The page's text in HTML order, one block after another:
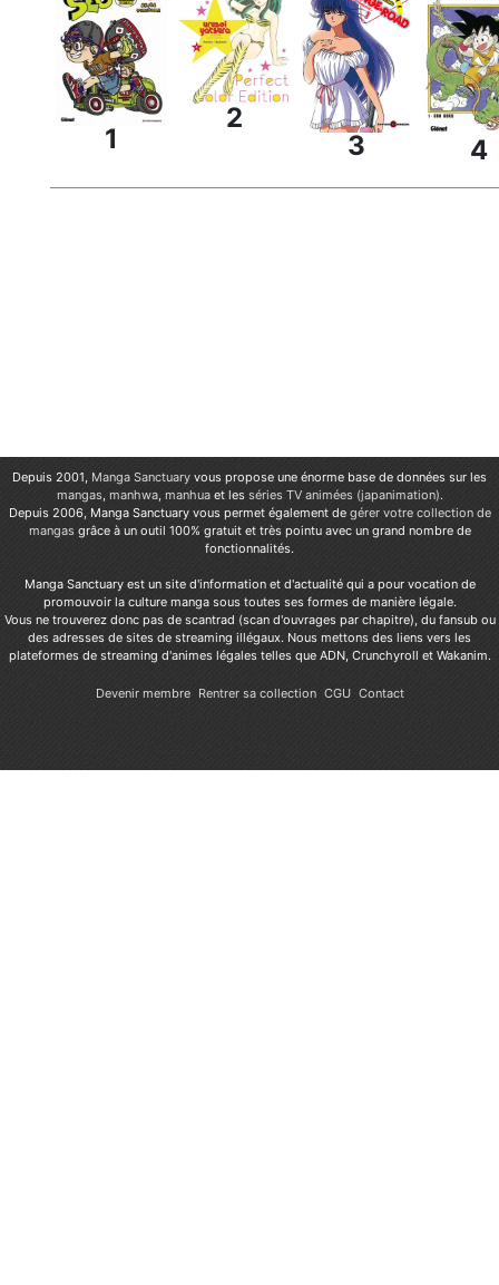
1
2
3 4
Depuis 2001, Manga Sanctuary vous propose une énorme base de données sur les
mangas, manhwa, manhuaet les séries TV animées (japanimation).
Depuis 2006, Manga Sanctuary vous permet également de gérer votre collection de
mangas grâce à un outil 100% gratuit et très pointu avec un grand nombre de
fonctionnalités.
Manga Sanctuary est un site d'information et d'actualité qui a pour vocation de
promouvoir la culture manga sous toutes ses formes de manière légale.
Vous ne trouverez donc pas de scantrad (scan d'ouvrages par chapitre), du fansub ou
des adresses de sites de streaming illégaux. Nous mettons des liens vers les
plateformes de streaming d'animes légales telles que ADN, Crunchyroll et Wakanim.
Devenir membre Rentrer sa collection CGU Contact